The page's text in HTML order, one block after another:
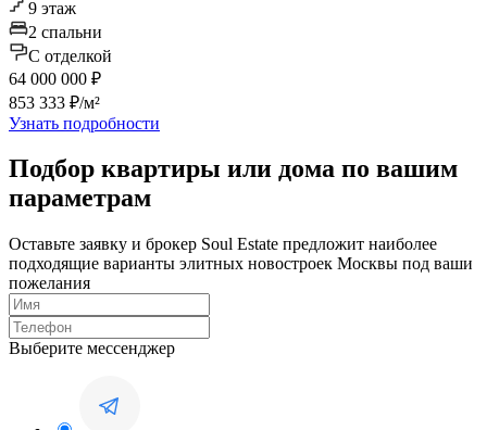
9 этаж
2 спальни
C отделкой
64 000 000 ₽
853 333 ₽/м²
Узнать подробности
Подбор квартиры или дома по вашим
параметрам
Оставьте заявку и брокер Soul Estate предложит наиболее
подходящие варианты элитных новостроек Москвы под ваши
пожелания
Выберите мессенджер